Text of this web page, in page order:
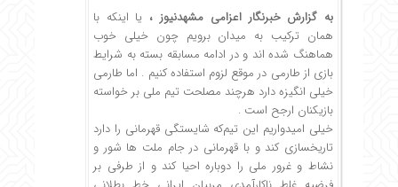
به گزارش خبرنگار اعزامی مشهدنیوز ، یا اینکه با
همان ترکیب به میدان برویم چون خیلی خوب
هماهنگ شده اند و در ادامه مسابقه بسته به شرایط
بازی از طارمی در موقع لزوم استفاده کنیم . اما طارمی
خیلی انگیزه دارد هرچند مصلحت تیم ملی بر خواسته
بازیکنان ارجح است .
خیلی امیدواریم این تیم‌که شایستگی قهرمانی را دارد
تاریخسازی کند و با قهرمانی در جام ملت ها شور و
نشاط و غرور ملی را دوباره احیا کند و از طرفی بر